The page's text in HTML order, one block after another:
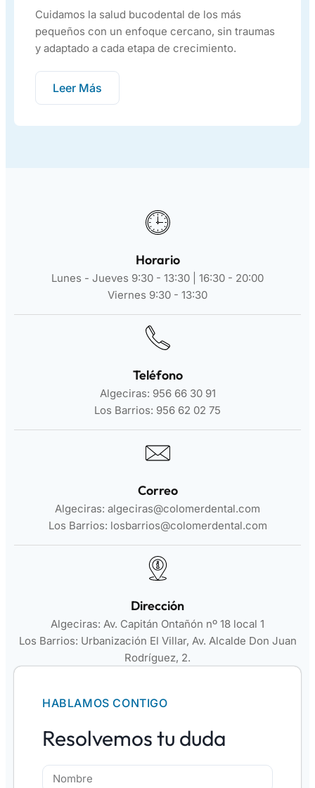
Cuidamos la salud bucodental de los más
pequeños con un enfoque cercano, sin traumas
y adaptado a cada etapa de crecimiento.
Leer Más
Horario
Lunes - Jueves 9:30 - 13:30 | 16:30 - 20:00
Viernes 9:30 - 13:30
Teléfono
Algeciras: 956 66 30 91
Los Barrios: 956 62 02 75
Correo
Algeciras: algeciras@colomerdental.com
Los Barrios: losbarrios@colomerdental.com
Dirección
Algeciras: Av. Capitán Ontañón nº 18 local 1
Los Barrios: Urbanización El Villar, Av. Alcalde Don Juan
Rodríguez, 2.
HABLAMOS CONTIGO
Resolvemos tu duda